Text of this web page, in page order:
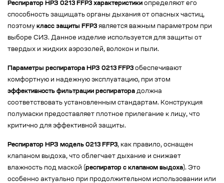
Респиратор НРЗ 0213 FFP3 характеристики определяют его
способность защищать органы дыхания от опасных частиц,
поэтому класс защиты FFP3 является важным параметром при
выборе СИЗ. Данное изделие используется для защиты от
твердых и жидких аэрозолей, волокон и пыли.
Параметры респиратора НРЗ 0213 FFP3 обеспечивают
комфортную и надежную эксплуатацию, при этом
эффективность фильтрации респиратора должна
соответствовать установленным стандартам. Конструкция
полумаски предоставляет плотное прилегание к лицу, что
критично для эффективной защиты.
Респиратор НРЗ модель 0213 FFP3, как правило, оснащен
клапаном выдоха, что облегчает дыхание и снижает
влажность под маской (респиратор с клапаном выдоха). Это
особенно актуально при продолжительном использовании или